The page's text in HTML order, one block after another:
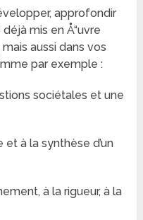
approfondir
mis en Å“uvre
aussi dans vos
par exemple :
sociétales et une
à la synthèse d’un
à la rigueur, à la